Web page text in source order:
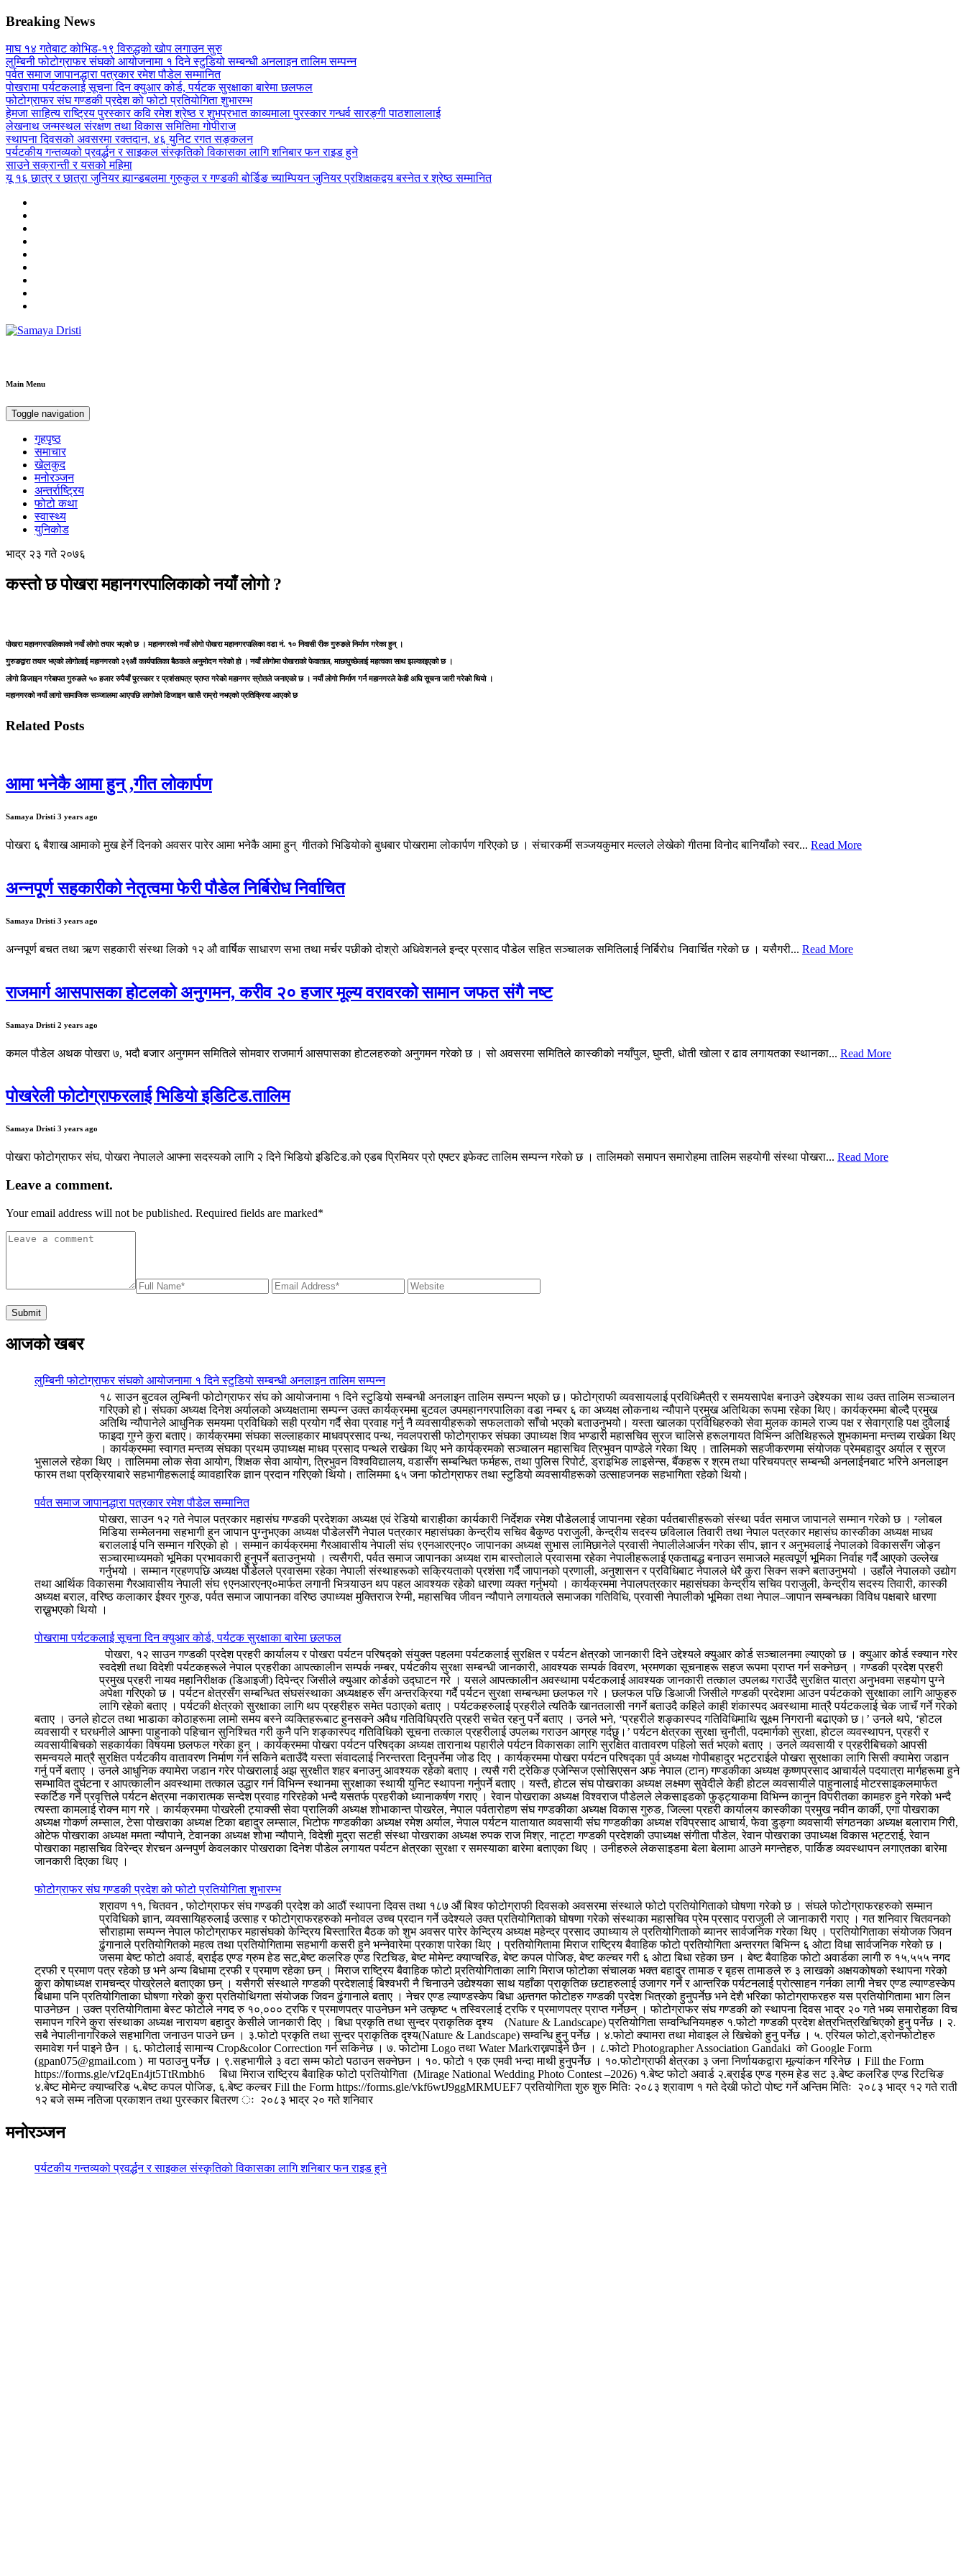
Breaking News
माघ १४ गतेबाट कोभिड-१९ विरुद्धको खोप लगाउन सुरु
लुम्बिनी फोटोग्राफर संघको आयोजनामा १ दिने स्टुडियो सम्बन्धी अनलाइन तालिम सम्पन्न
पर्वत समाज जापानद्धारा पत्रकार रमेश पौडेल सम्मानित
पोखरामा पर्यटकलाई सूचना दिन क्युआर कोर्ड, पर्यटक सुरक्षाका बारेमा छलफल
फोटोग्राफर संघ गण्डकी प्रदेश को फोटो प्रतियोगिता शुभारम्भ
हेमजा साहित्य राष्ट्रिय पुरस्कार कवि रमेश श्रेष्ठ र शुभप्रभात काव्यमाला पुरस्कार गन्धर्व सारङ्गी पाठशालालाई
लेखनाथ जन्मस्थल संरक्षण तथा विकास समितिमा गोपीराज
स्थापना दिवसको अवसरमा रक्तदान, ४६ युनिट रगत सङ्कलन
पर्यटकीय गन्तव्यको प्रवर्द्धन र साइकल संस्कृतिको विकासका लागि शनिबार फन राइड हुने
साउने सक्रान्ती र यसको महिमा
यू १६ छात्र र छात्रा जुनियर ह्यान्डबलमा गुरुकुल र गण्डकी बोर्डिङ च्याम्पियन जुनियर प्रशिक्षकद्वय बस्नेत र श्रेष्ठ सम्मानित
Main Menu
Toggle navigation
गृहपृष्ठ
समाचार
खेलकुद
मनोरञ्जन
अन्तर्राष्ट्रिय
फोटो कथा
स्वास्थ्य
युनिकोड
भाद्र २३ गते २०७६
कस्तो छ पोखरा महानगरपालिकाको नयाँ लोगो ?
पोखरा महानगरपालिकाको नयाँ लोगो तयार भएको छ । महानगरको नयाँ लोगो पोखरा महानगरपालिका वडा नं. १० निवासी रीक गुरुङले निर्माण गरेका हुन् ।
गुरुङद्वारा तयार भएको लोगोलाई महानगरको २९औं कार्यपालिका बैठकले अनुमोदन गरेको हो । नयाँ लोगोमा पोखराको फेवाताल, माछापुच्छेलाई महत्वका साथ झल्काइएको छ ।
लोगो डिजाइन गरेबापत गुरुङले ५० हजार रुपैयाँ पुरस्कार र प्रशंसापत्र प्राप्त गरेको महानगर स्रोतले जनाएको छ । नयाँ लोगो निर्माण गर्न महानगरले केही अघि सूचना जारी गरेको थियो ।
महानगरको नयाँ लागो सामाजिक सञ्जालमा आएपछि लागोको डिजाइन खासै राम्रो नभएको प्रतिक्रिया आएको छ
Related Posts
आमा भनेकै आमा हुन् ,गीत लोकार्पण
Samaya Dristi 3 years ago
पोखरा ६ बैशाख आमाको मुख हेर्ने दिनको अवसर पारेर आमा भनेकै आमा हुन् गीतको भिडियोको बुधबार पोखरामा लोकार्पण गरिएको छ । संचारकर्मी सञ्जयकुमार मल्लले लेखेको गीतमा विनोद बानियाँको स्वर... Read More
अन्नपूर्ण सहकारीको नेतृत्वमा फेरी पौडेल निर्बिरोध निर्वाचित
Samaya Dristi 3 years ago
अन्नपूर्ण बचत तथा ऋण सहकारी संस्था लिको १२ औ वार्षिक साधारण सभा तथा मर्चर पछीको दोश्रो अधिवेशनले इन्द्र प्रसाद पौडेल सहित सञ्चालक समितिलाई निर्बिरोध निवार्चित गरेको छ । यसैगरी... Read More
राजमार्ग आसपासका होटलको अनुगमन, करीव २० हजार मूल्य वरावरको सामान जफत संगै नष्ट
Samaya Dristi 2 years ago
कमल पौडेल अथक पोखरा ७, भदौ बजार अनुगमन समितिले सोमवार राजमार्ग आसपासका होटलहरुको अनुगमन गरेको छ । सो अवसरमा समितिले कास्कीको नयाँपुल, घुम्ती, धोती खोला र ढाव लगायतका स्थानका... Read More
पोखरेली फोटोग्राफरलाई भिडियो इडिटिड.तालिम
Samaya Dristi 3 years ago
पोखरा फोटोग्राफर संघ, पोखरा नेपालले आफ्ना सदस्यको लागि २ दिने भिडियो इडिटिड.को एडब प्रिमियर प्रो एफ्टर इफेक्ट तालिम सम्पन्न गरेको छ । तालिमको समापन समारोहमा तालिम सहयोगी संस्था पोखरा... Read More
Leave a comment.
Your email address will not be published. Required fields are marked*
आजको खबर
लुम्बिनी फोटोग्राफर संघको आयोजनामा १ दिने स्टुडियो सम्बन्धी अनलाइन तालिम सम्पन्न
१८ साउन बुटवल लुम्बिनी फोटोग्राफर संघ को आयोजनामा १ दिने स्टुडियो सम्बन्धी अनलाइन तालिम सम्पन्न भएको छ। फोटोग्राफी व्यवसायलाई प्रविधिमैत्री र समयसापेक्ष बनाउने उद्देश्यका साथ उक्त तालिम सञ्चालन
गरिएको हो। संघका अध्यक्ष दिनेश अर्यालको अध्यक्षतामा सम्पन्न उक्त कार्यक्रममा बुटवल उपमहानगरपालिका वडा नम्बर ६ का अध्यक्ष लोकनाथ न्यौपाने प्रमुख अतिथिका रूपमा रहेका थिए। कार्यक्रममा बोल्दै प्रमुख
अतिथि न्यौपानेले आधुनिक समयमा प्रविधिको सही प्रयोग गर्दै सेवा प्रवाह गर्नु नै व्यवसायीहरूको सफलताको साँचो भएको बताउनुभयो। यस्ता खालका प्रविधिहरुको सेवा मुलक कामले राज्य पक्ष र सेवाग्राहि पक्ष दुवैलाई
फाइदा गुग्ने कुरा बताए। कार्यक्रममा संघका सल्लाहकार माधवप्रसाद पन्थ, नवलपरासी फोटोग्राफर संघका उपाध्यक्ष शिव भण्डारी महासचिव सुरज चालिसे हरूलगायत विभिन्न अतिथिहरूले शुभकामना मन्तब्य राखेका थिए
। कार्यक्रममा स्वागत मन्तव्य संघका प्रथम उपाध्यक्ष माधव प्रसाद पन्थले राखेका थिए भने कार्यक्रमको सञ्चालन महासचिव त्रिभुवन पाण्डेले गरेका थिए । तालिमको सहजीकरणमा संयोजक प्रेमबहादुर अर्याल र सुरज
भुसालले रहेका थिए । तालिममा लोक सेवा आयोग, शिक्षक सेवा आयोग, त्रिभुवन विश्वविद्यालय, वडासँग सम्बन्धित फर्महरू, तथा पुलिस रिपोर्ट, ड्राइभिङ लाइसेन्स, बैंकहरू र श्रम तथा परिचयपत्र सम्बन्धी अनलाईनबाट भरिने अनलाइन
फारम तथा प्रक्रियाबारे सहभागीहरूलाई व्यावहारिक ज्ञान प्रदान गरिएको थियो। तालिममा ६५ जना फोटोग्राफर तथा स्टुडियो व्यवसायीहरूको उत्साहजनक सहभागिता रहेको थियो।
पर्वत समाज जापानद्धारा पत्रकार रमेश पौडेल सम्मानित
पोखरा, साउन १२ गते नेपाल पत्रकार महासंघ गण्डकी प्रदेशका अध्यक्ष एवं रेडियो बाराहीका कार्यकारी निर्देशक रमेश पौडेललाई जापानमा रहेका पर्वतबासीहरूको संस्था पर्वत समाज जापानले सम्मान गरेको छ । ग्लोबल
मिडिया सम्मेलनमा सहभागी हुन जापान पुग्नुभएका अध्यक्ष पौडेलसँगै नेपाल पत्रकार महासंघका केन्द्रीय सचिव बैकुण्ठ पराजुली, केन्द्रीय सदस्य छविलाल तिवारी तथा नेपाल पत्रकार महासंघ कास्कीका अध्यक्ष माधव
बराललाई पनि सम्मान गरिएको हो । सम्मान कार्यक्रममा गैरआवासीय नेपाली संघ ९एनआरएनए० जापानका अध्यक्ष सुभास लामिछानेले प्रवासी नेपालीलेआर्जन गरेका सीप, ज्ञान र अनुभवलाई नेपालको विकाससँग जोड्न
सञ्चारमाध्यमको भूमिका प्रभावकारी हुनुपर्ने बताउनुभयो । त्यसैगरी, पर्वत समाज जापानका अध्यक्ष राम बास्तोलाले प्रवासमा रहेका नेपालीहरूलाई एकताबद्ध बनाउन समाजले महत्वपूर्ण भूमिका निर्वाह गर्दै आएको उल्लेख
गर्नुभयो । सम्मान ग्रहणपछि अध्यक्ष पौडेलले प्रवासमा रहेका नेपाली संस्थाहरूको सक्रियताको प्रशंसा गर्दै जापानको प्रणाली, अनुशासन र प्रविधिबाट नेपालले धेरै कुरा सिक्न सक्ने बताउनुभयो । उहाँले नेपालको उद्योग
तथा आर्थिक विकासमा गैरआवासीय नेपाली संघ ९एनआरएनए०मार्फत लगानी भित्र्याउन थप पहल आवश्यक रहेको धारणा व्यक्त गर्नुभयो । कार्यक्रममा नेपालपत्रकार महासंघका केन्द्रीय सचिव पराजुली, केन्द्रीय सदस्य तिवारी, कास्की
अध्यक्ष बराल, वरिष्ठ कलाकार ईश्वर गुरुङ, पर्वत समाज जापानका वरिष्ठ उपाध्यक्ष मुक्तिराज रेग्मी, महासचिव जीवन न्यौपाने लगायतले समाजका गतिविधि, प्रवासी नेपालीको भूमिका तथा नेपाल–जापान सम्बन्धका विविध पक्षबारे धारणा
राख्नुभएको थियो ।
पोखरामा पर्यटकलाई सूचना दिन क्युआर कोर्ड, पर्यटक सुरक्षाका बारेमा छलफल
पोखरा, १२ साउन गण्डकी प्रदेश प्रहरी कार्यालय र पोखरा पर्यटन परिषद्को संयुक्त पहलमा पर्यटकलाई सुरक्षित र पर्यटन क्षेत्रको जानकारी दिने उद्देश्यले क्युआर कोर्ड सञ्चालनमा ल्याएको छ । क्युआर कोर्ड स्क्यान गरेर
स्वदेशी तथा विदेशी पर्यटकहरूले नेपाल प्रहरीका आपत्कालीन सम्पर्क नम्बर, पर्यटकीय सुरक्षा सम्बन्धी जानकारी, आवश्यक सम्पर्क विवरण, भ्रमणका सूचनाहरू सहज रूपमा प्राप्त गर्न सक्नेछन् । गण्डकी प्रदेश प्रहरी
प्रमुख प्रहरी नायव महानिरीक्षक (डिआइजी) दिपेन्द्र जिसीले क्युआर कोर्डको उद्घाटन गरे । यसले आपत्कालीन अवस्थामा पर्यटकलाई आवश्यक जानकारी तत्काल उपलब्ध गराउँदै सुरक्षित यात्रा अनुभवमा सहयोग पुग्ने
अपेक्षा गरिएको छ । पर्यटन क्षेत्रसँग सम्बन्धित संघसंस्थाका अध्यक्षहरु सँग अन्तरक्रिया गर्दै पर्यटन सुरक्षा सम्बन्धमा छलफल गरे । छलफल पछि डिआजी जिसीले गण्डकी प्रदेशमा आउन पर्यटकको सुरक्षाका लागि आफुहरु
लागि रहेको बताए । पर्यटकी क्षेत्रको सुरक्षाका लागि थप प्रहरीहरु समेत पठाएको बताए । पर्यटकहरुलाई प्रहरीले त्यतिकै खानतलासी नगर्ने बताउदै कहिले काही शंकास्पद अवस्थामा मात्रै पर्यटकलाई चेक जाचँ गर्ने गरेको
बताए । उनले होटल तथा भाडाका कोठाहरूमा लामो समय बस्ने व्यक्तिहरूबाट हुनसक्ने अवैध गतिविधिप्रति प्रहरी सचेत रहनु पर्ने बताए । उनले भने, ‘प्रहरीले शङ्कास्पद गतिविधिमाथि सूक्ष्म निगरानी बढाएको छ।’ उनले थपे, ‘होटल
व्यवसायी र घरधनीले आफ्ना पाहुनाको पहिचान सुनिश्चित गरी कुनै पनि शङ्कास्पद गतिविधिको सूचना तत्काल प्रहरीलाई उपलब्ध गराउन आग्रह गर्दछु।’ पर्यटन क्षेत्रका सुरक्षा चुनौती, पदमार्गको सुरक्षा, होटल व्यवस्थापन, प्रहरी र
व्यवसायीबिचको सहकार्यका विषयमा छलफल गरेका हुन् । कार्यक्रममा पोखरा पर्यटन परिषद्का अध्यक्ष तारानाथ पहारीले पर्यटन विकासका लागि सुरक्षित वातावरण पहिलो सर्त भएको बताए । उनले व्यवसायी र प्रहरीबिचको आपसी
समन्वयले मात्रै सुरक्षित पर्यटकीय वातावरण निर्माण गर्न सकिने बताउँदै यस्ता संवादलाई निरन्तरता दिनुपर्नेमा जोड दिए । कार्यक्रममा पोखरा पर्यटन परिषद्का पुर्व अध्यक्ष गोपीबहादुर भट्टराईले पोखरा सुरक्षाका लागि सिसी क्यामेरा जडान
गर्नु पर्ने बताए । उनले आधुनिक क्यामेरा जडान गरेर पोखरालाई अझ सुरक्षीत शहर बनाउनु आवश्यक रहेको बताए । त्यसै गरी ट्रेकिङ एजेन्सिज एसोसिएसन अफ नेपाल (टान) गण्डकीका अध्यक्ष कृष्णप्रसाद आचार्यले पदयात्रा मार्गहरूमा हुने
सम्भावित दुर्घटना र आपत्कालीन अवस्थामा तत्काल उद्धार गर्न विभिन्न स्थानमा सुरक्षाका स्थायी युनिट स्थापना गर्नुपर्ने बताए । यस्तै, होटल संघ पोखराका अध्यक्ष लक्ष्मण सुवेदीले केही होटल व्यवसायीले पाहुनालाई मोटरसाइकलमार्फत
स्कर्टिङ गर्ने प्रवृत्तिले पर्यटन क्षेत्रमा नकारात्मक सन्देश प्रवाह गरिरहेको भन्दै यसतर्फ प्रहरीको ध्यानाकर्षण गराए । रेवान पोखराका अध्यक्ष विश्वराज पौडेलले लेकसाइडको फुड्ट्याकमा विभिन्न कानुन विपरीतका कामहरु हुने गरेको भन्दै
त्यस्ता कामलाई रोक्न माग गरे । कार्यक्रममा पोखरेली ट्याक्सी सेवा प्रालिकी अध्यक्ष शोभाकान्त पोखरेल, नेपाल पर्वतारोहण संघ गण्डकीका अध्यक्ष विकास गुरुङ, जिल्ला प्रहरी कार्यालय कास्कीका प्रमुख नवीन कार्की, एगा पोखराका
अध्यक्ष गोकर्ण लम्साल, टेसा पोखराका अध्यक्ष टिका बहादुर लम्साल, भिटोफ गण्डकीका अध्यक्ष रमेश अर्याल, नेपाल पर्यटन यातायात व्यवसायी संघ गण्डकीका अध्यक्ष रविप्रसाद आचार्य, फेवा डुङ्गा व्यवसायी संगठनका अध्यक्ष बलाराम गिरी,
ओटेफ पोखराका अध्यक्ष ममता न्यौपाने, टेवानका अध्यक्ष शोभा न्यौपाने, विदेशी मुद्रा सटही संस्था पोखराका अध्यक्ष रुपक राज मिश्र, नाट्टा गण्डकी प्रदेशकी उपाध्यक्ष संगीता पौडेल, रेवान पोखराका उपाध्यक्ष विकास भट्टराई, रेवान
पोखराका महासचिव विरेन्द्र शेरचन अन्नपुर्ण केवलकार पोखराका दिनेश पौडेल लगायत पर्यटन क्षेत्रका सुरक्षा र समस्याका बारेमा बताएका थिए । उनीहरुले लेकसाइडमा बेला बेलामा आउने मगन्तेहरु, पार्किङ व्यवस्थापन लगाएतका बारेमा
जानकारी दिएका थिए ।
फोटोग्राफर संघ गण्डकी प्रदेश को फोटो प्रतियोगिता शुभारम्भ
श्रावण ११, चितवन , फोटोग्राफर संघ गण्डकी प्रदेश को आठौं स्थापना दिवस तथा १८७ औं बिश्व फोटोग्राफी दिवसको अवसरमा संस्थाले फोटो प्रतियोगिताको घोषणा गरेको छ । संघले फोटोग्राफरहरुको सम्मान
प्रविधिको ज्ञान, व्यवसायिहरुलाई उत्साह र फोटोग्राफरहरुको मनोवल उच्च प्रदान गर्ने उदेश्यले उक्त प्रतियोगिताको घोषणा गरेको संस्थाका महासचिव प्रेम प्रसाद पराजुली ले जानाकारी गराए । गत शनिवार चितवनको
सौराहामा सम्पन्न नेपाल फोटोग्राफर महासंघको केन्द्रिय बिस्तारित बैठक को शुभ अवसर पारेर केन्द्रिय अध्यक्ष महेन्द्र प्रसाद उपाध्याय ले प्रतियोगिताको ब्यानर सार्वजनिक गरेका थिए । प्रतियोगिताका संयोजक जिवन
ढुंगानाले प्रतियोगितको महत्व तथा प्रतियोगितामा सहभागी कसरी हुने भन्नेवारेमा प्रकाश पारेका थिए । प्रतियोगितामा मिराज राष्ट्रिय बैवाहिक फोटो प्रतियोगिता अन्तरगत बिभिन्न ६ ओटा विधा सार्वजनिक गरेको छ ।
जसमा बेष्ट फोटो अवार्ड, ब्राईड एण्ड ग्रुम हेड सट,बेष्ट कलरिङ एण्ड रिटचिङ, बेष्ट मोमेन्ट क्याप्चरिङ, बेष्ट कपल पोजिङ, बेष्ट कल्चर गरी ६ ओटा बिधा रहेका छन । बेष्ट बैवाहिक फोटो अवार्डका लागी रु १५,५५५ नगद
ट्रफी र प्रमाण पत्र रहेको छ भने अन्य बिधामा ट्रफी र प्रमाण रहेका छन् । मिराज राष्ट्रिय बैवाहिक फोटो प्र्रतियोगिताका लागि मिराज फोटोका संचालक भक्त बहादुर तामाङ र बृहस तामाङले रु ३ लाखको अक्षयकोषको स्थापना गरेको
कुरा कोषाध्यक्ष रामचन्द्र पोख्रेलले बताएका छन् । यसैगरी संस्थाले गण्डकी प्रदेशलाई बिश्वभरी नै चिनाउने उद्येश्यका साथ यहाँका प्राकृतिक छटाहरुलाई उजागर गर्ने र आन्तरिक पर्यटनलाई प्रोत्साहन गर्नका लागी नेचर एण्ड ल्याण्डस्केप
बिधामा पनि प्रतियोगिताका घोषणा गरेको कुरा प्रतियोथिगता संयोजक जिवन ढुंगानाले बताए । नेचर एण्ड ल्याण्डस्केप बिधा अन्र्तगत फोटोहरु गण्डकी प्रदेश भित्रको हुनुपर्नेछ भने देशै भरिका फोटोग्राफरहरु यस प्रतियोगितामा भाग लिन
पाउनेछन । उक्त प्रतियोगितामा बेस्ट फोटोले नगद रु १०,००० ट्रफि र प्रमाणपत्र पाउनेछन भने उत्कृष्ट ५ तस्विरलाई ट्रफि र प्रमाणपत्र प्राप्त गर्नेछन् । फोटोग्राफर संघ गण्डकी को स्थापना दिवस भाद्र २० गते भब्य समारोहका विच
समापन गरिने कुरा संस्थाका अध्यक्ष नारायण बहादुर केसीले जानकारी दिए । बिधा प्रकृति तथा सुन्दर प्राकृतिक दृश्य (Nature & Landscape) प्रतियोगिता सम्वन्धिनियमहरु १.फोटो गण्डकी प्रदेश क्षेत्रभित्रखिचिएकोे हुनु पर्नेछ । २.
सबै नेपालीनागरिकले सहभागिता जनाउन पाउने छन । ३.फोटो प्रकृति तथा सुन्दर प्राकृतिक दृश्य(Nature & Landscape) सम्वन्धि हुनु पर्नेछ । ४.फोटो क्यामरा तथा मोवाइल ले खिचेको हुनु पर्नेछ । ५. एरियल फोटो,ड्रोनफोटोहरु
समावेश गर्न पाइने छैन । ६. फोटोलाई सामान्य Crop&color Correction गर्न सकिनेछ । ७. फोटोमा Logo तथा Water Markराख्नपाईने छैन । ८.फोटो Photographer Association Gandaki को Google Form
(gpan075@gmail.com ) मा पठाउनु पर्नेछ । ९.सहभागीले ३ वटा सम्म फोटो पठाउन सक्नेछन । १०. फोटो १ एक एमवी भन्दा माथी हुनुपर्नेछ । १०.फोटोग्राफी क्षेत्रका ३ जना निर्णायकद्वारा मूल्यांकन गरिनेछ । Fill the Form
https://forms.gle/vf2qEn4jt5TtRmbh6 बिधा मिराज राष्ट्रिय बैवाहिक फोटो प्रतियोगिता (Mirage National Wedding Photo Contest –2026) १.बेष्ट फोटो अवार्ड २.ब्राईड एण्ड ग्रुम हेड सट ३.बेष्ट कलरिङ एण्ड रिटचिङ
४.बेष्ट मोमेन्ट क्याप्चरिङ ५.बेष्ट कपल पोजिङ, ६.बेष्ट कल्चर Fill the Form https://forms.gle/vkf6wtJ9ggMRMUEF7 प्रतियोगिता शुरु शुरु मितिः २०८३ श्रावाण १ गते देखी फोटो पोष्ट गर्ने अन्तिम मितिः २०८३ भाद्र १२ गते राती
१२ बजे सम्म नतिजा प्रकाशन तथा पुरस्कार बितरण ः २०८३ भाद्र २० गते शनिवार
मनोरञ्जन
पर्यटकीय गन्तव्यको प्रवर्द्धन र साइकल संस्कृतिको विकासका लागि शनिबार फन राइड हुने